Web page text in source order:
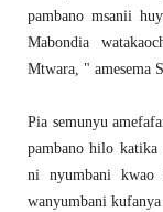
pambano msanii
Mabondia
Mtwara, " amesema
Pia semunyu
pambano hilo katika
ni nyumbani kwao
wanyumbani